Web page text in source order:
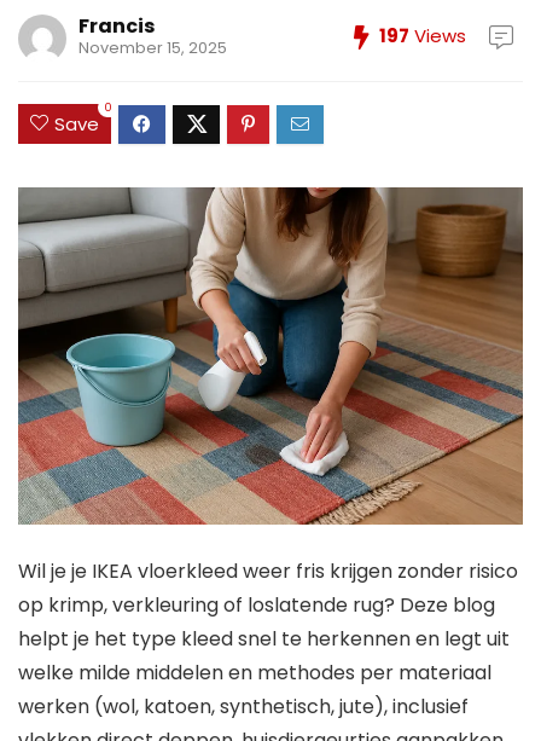
Francis
November 15, 2025 197 Views
Save
0
Wil je je IKEA vloerkleed weer fris krijgen zonder risico
op krimp, verkleuring of loslatende rug? Deze blog
helpt je het type kleed snel te herkennen en legt uit
welke milde middelen en methodes per materiaal
werken (wol, katoen, synthetisch, jute), inclusief